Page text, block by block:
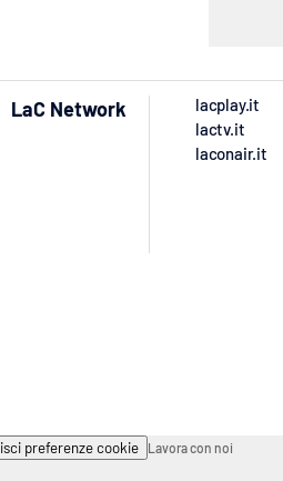
LaC Network
lacplay.it
lactv.it
laconair.it
preferenze cookie Lavora con noi